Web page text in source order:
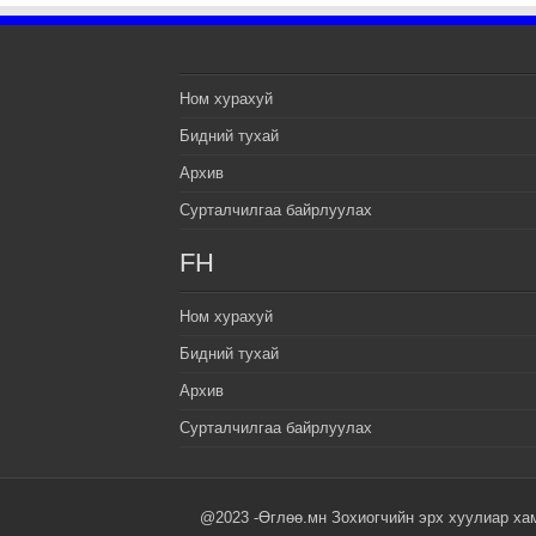
Ном хурахуй
Бидний тухай
Архив
Сурталчилгаа байрлуулах
FH
Ном хурахуй
Бидний тухай
Архив
Сурталчилгаа байрлуулах
@2023 -Өглөө.мн Зохиогчийн эрх хуулиар